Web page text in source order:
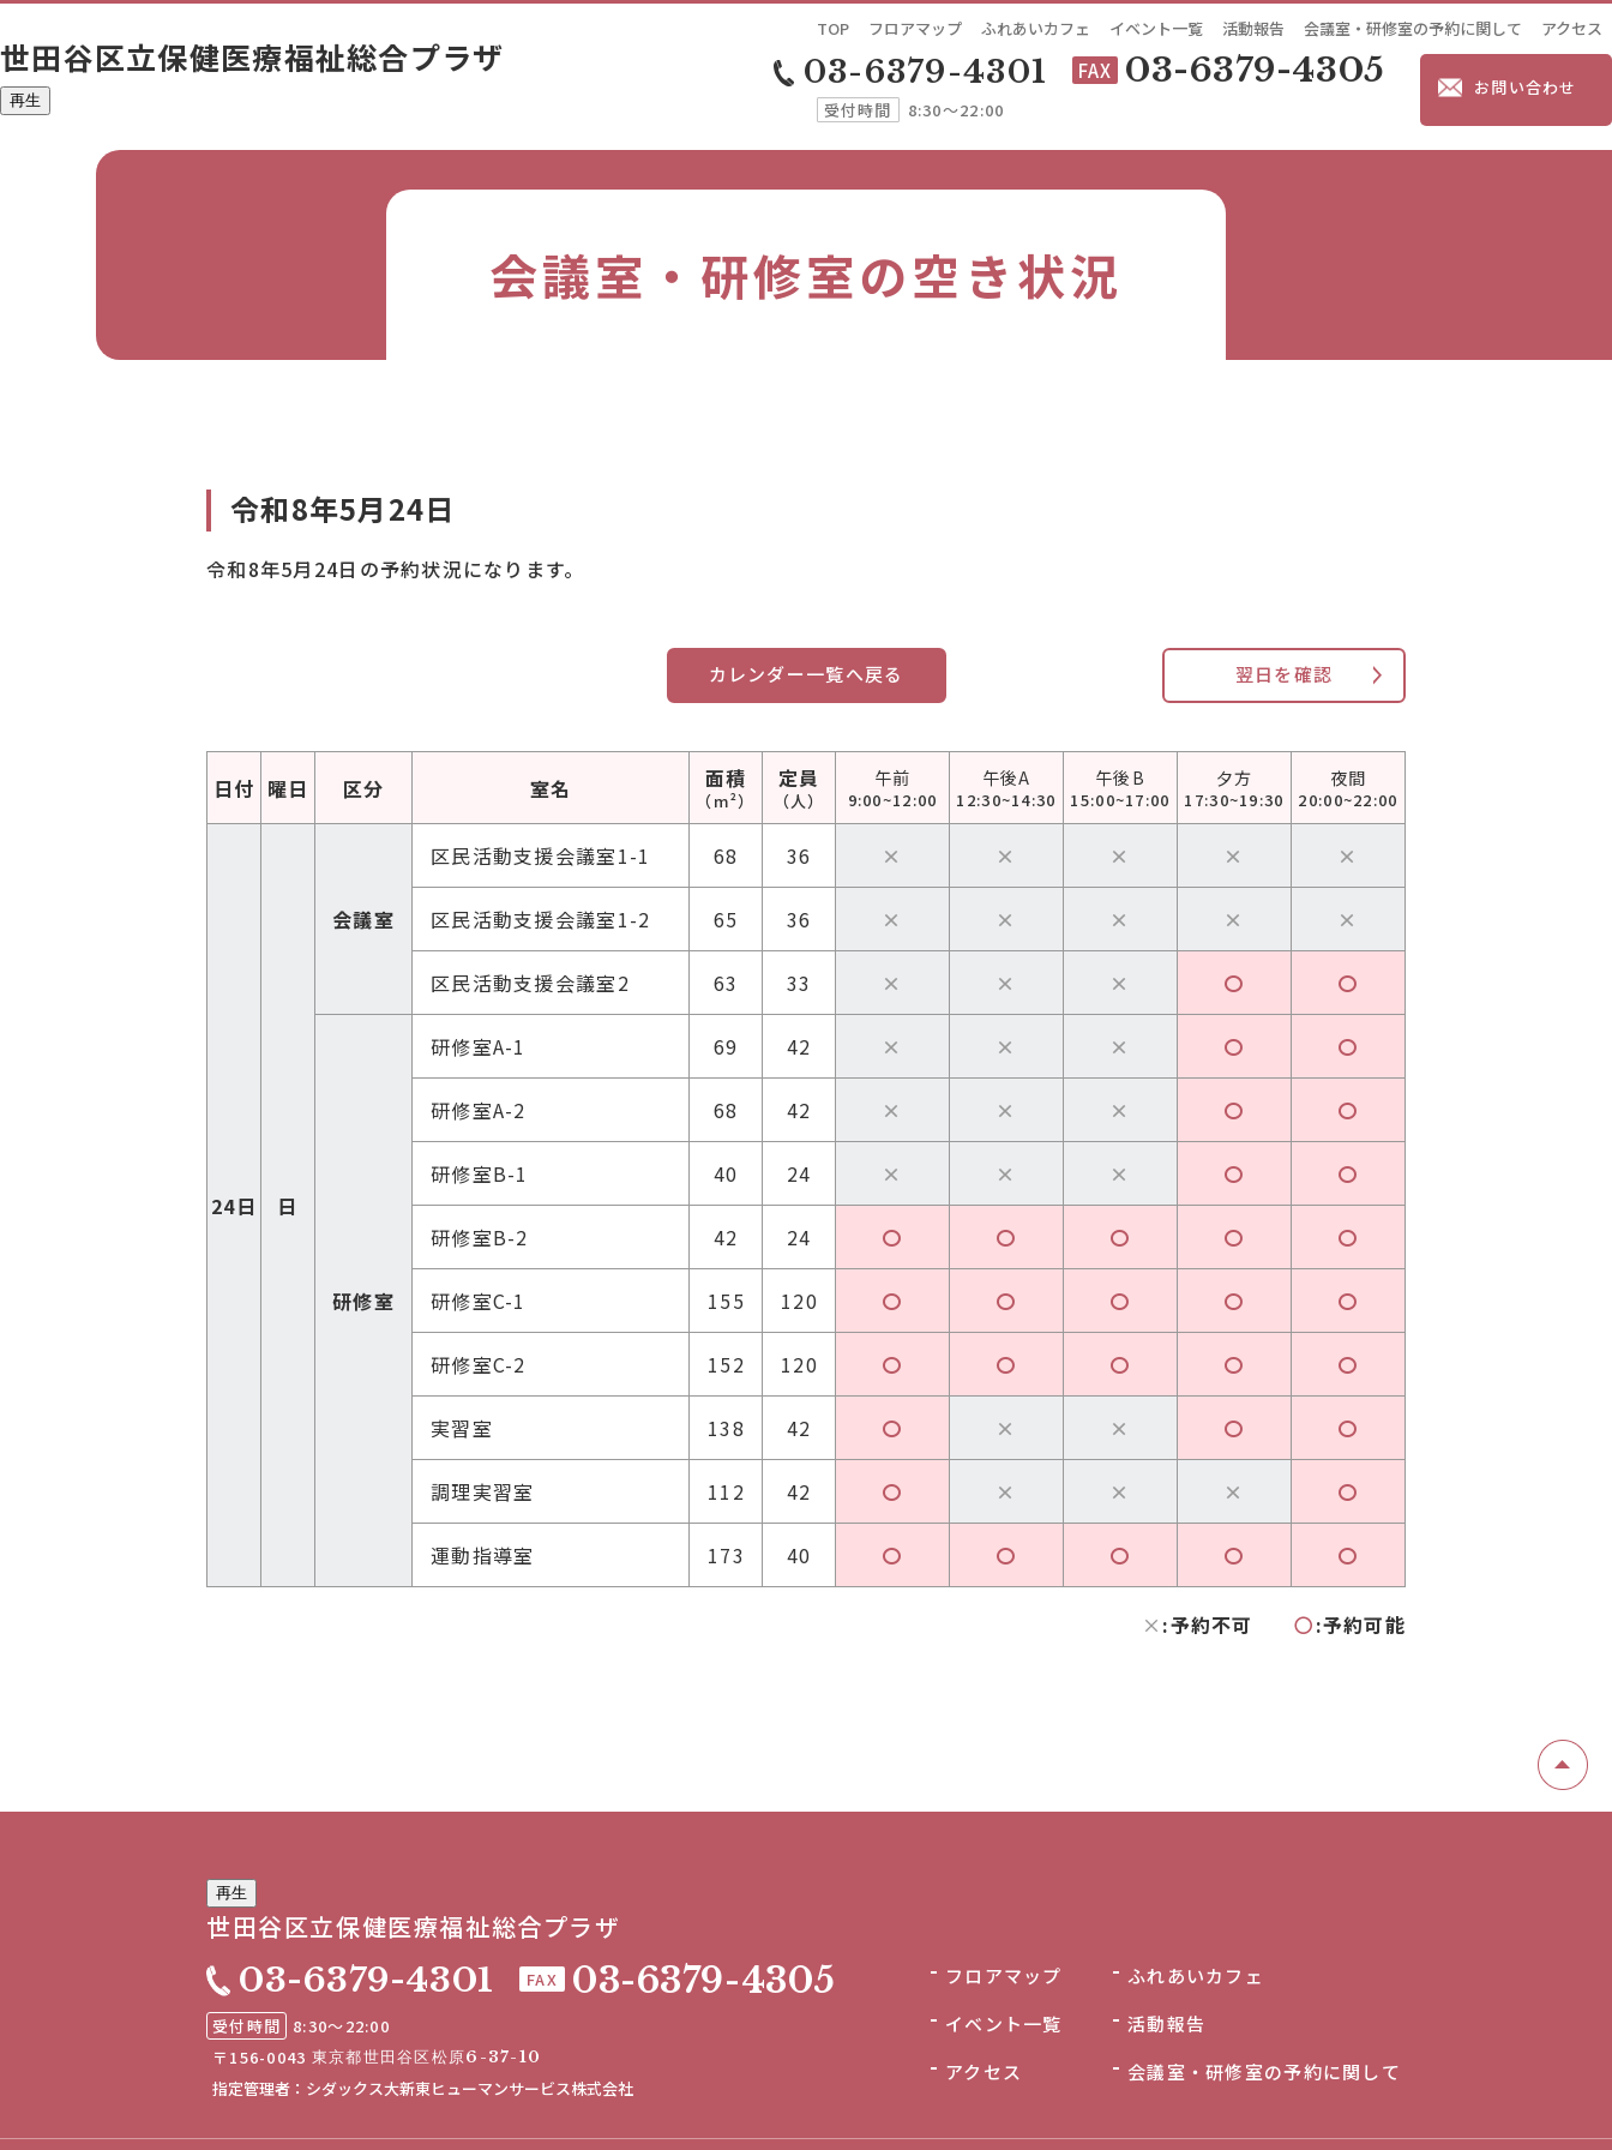
世田谷区立保健医療福祉総合プラザ
再生
TOP フロアマップ ふれあいカフェ イベント一覧 活動報告 会議室・研修室の予約に関して アクセス
03-6379-4301
受付時間 8:30～22:00
FAX 03-6379-4305 お問い合わせ
会議室・研修室の空き状況
令和8年5月24日
令和8年5月24日の予約状況になります。
翌日を確認
カレンダー一覧へ戻る
日付
24日
曜日
日
区分
会議室
室名
区民活動支援会議室1-1
区民活動支援会議室1-2
区民活動支援会議室2
面積
（m²）
68
65
63
定員
（人）
36
36
33
午前
9:00~12:00
×
×
×
午後A
12:30~14:30
×
×
×
午後B
15:00~17:00
×
×
×
夕方
17:30~19:30
×
×
〇
夜間
20:00~22:00
×
×
〇
研修室
研修室A-1
研修室A-2
研修室B-1
研修室B-2
研修室C-1
69
68
40
42
155
42
42
24
24
120
×
×
×
〇
〇
×
×
×
〇
〇
×
×
×
〇
〇
〇
〇
〇
〇
〇
〇
〇
〇
〇
〇
研修室C-2
実習室
調理実習室
運動指導室
152
138
112
173
120
42
42
40
〇
〇
〇
〇
〇
×
×
〇
〇
×
×
〇
〇
〇
×
〇
〇
〇
〇
〇
× :予約不可〇:予約可能
再生
世田谷区立保健医療福祉総合プラザ
03-6379-4301
受付時間 8:30～22:00
FAX 03-6379-4305
〒156-0043 東京都世田谷区松原6-37-10
指定管理者 ： シダックス大新東ヒューマンサービス株式会社
フロアマップ
ふれあいカフェ
イベント一覧
活動報告
アクセス
会議室・研修室の予約に関して